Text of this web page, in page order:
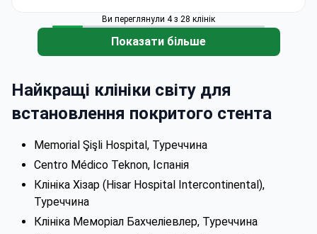
Ви переглянули 4 з 28 клінік
Показати більше
Найкращі клініки світу для
встановлення покритого стента
Memorial Şişli Hospital, Туреччина
Centro Médico Teknon, Іспанія
Клініка Хізар (Hisar Hospital Intercontinental),
Туреччина
Клініка Меморіал Бахчеліевлер, Туреччина